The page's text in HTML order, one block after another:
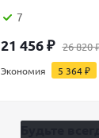
7
21 456₽ 26 820
Экономия 5 364₽